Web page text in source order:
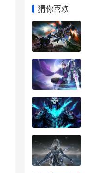
猜你喜欢